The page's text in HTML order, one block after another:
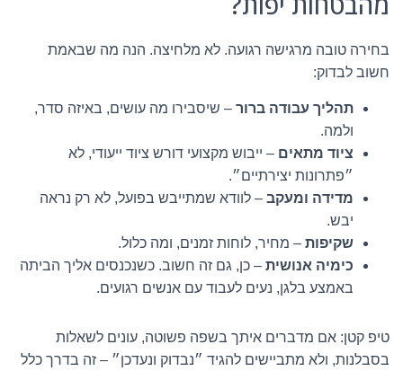
בחירה טובה מרגישה רגועה. לא מלחיצה. הנה מה שבאמת
חשוב לבדוק:
תהליך עבודה ברור – שיסבירו מה עושים, באיזה סדר,
ולמה.
ציוד מתאים – ייבוש מקצועי דורש ציוד ייעודי, לא
״פתרונות יצירתיים״.
מדידה ומעקב – לוודא שמתייבש בפועל, לא רק נראה
יבש.
שקיפות – מחיר, לוחות זמנים, ומה כלול.
כימיה אנושית – כן, גם זה חשוב. כשנכנסים אליך הביתה
באמצע בלגן, נעים לעבוד עם אנשים רגועים.
טיפ קטן: אם מדברים איתך בשפה פשוטה, עונים לשאלות
בסבלנות, ולא מתביישים להגיד ״נבדוק ונעדכן״ – זה בדרך כלל